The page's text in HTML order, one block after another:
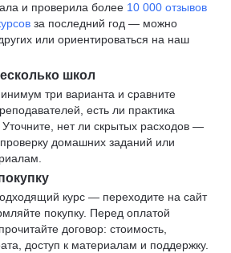
и проверила более 10 000 отзывов
за последний год — можно
или ориентироваться на наш
школ
три варианта и сравните
есть ли практика
Уточните, нет ли скрытых расходов —
домашних заданий или
курс — переходите на сайт
покупку. Перед оплатой
договор: стоимость,
доступ к материалам и поддержку.